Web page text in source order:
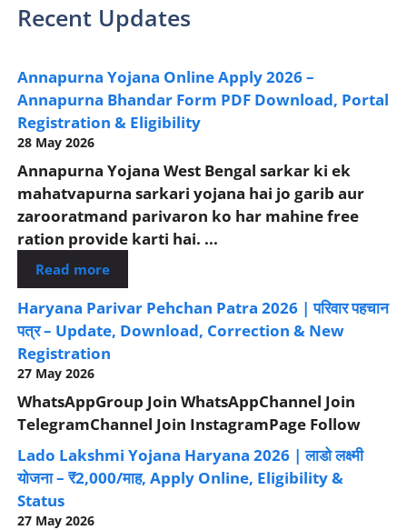
Recent Updates
Annapurna Yojana Online Apply 2026 –
Annapurna Bhandar Form PDF Download, Portal
Registration & Eligibility
28 May 2026
Annapurna Yojana West Bengal sarkar ki ek
mahatvapurna sarkari yojana hai jo garib aur
zarooratmand parivaron ko har mahine free
ration provide karti hai. ...
Read more
Haryana Parivar Pehchan Patra 2026 | परिवार पहचान
पत्र – Update, Download, Correction & New
Registration
27 May 2026
WhatsAppGroup Join WhatsAppChannel Join
TelegramChannel Join InstagramPage Follow
Lado Lakshmi Yojana Haryana 2026 | लाडो लक्ष्मी
योजना – ₹2,000/माह, Apply Online, Eligibility &
Status
27 May 2026